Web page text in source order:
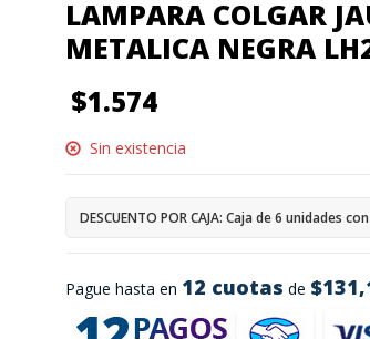
LAMPARA COLGAR
METALICA NEGRA
$1.574
Pague hasta en 12 cuotas de
Sin existencia
DESCUENTO POR CAJA: Caja de 6 unidades